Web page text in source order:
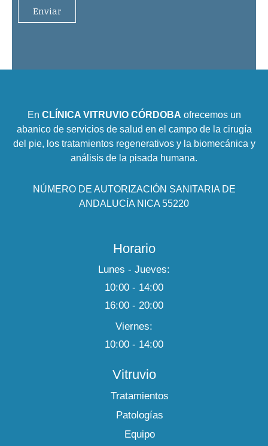
En CLÍNICA VITRUVIO CÓRDOBA ofrecemos un
abanico de servicios de salud en el campo de la cirugía
del pie, los tratamientos regenerativos y la biomecánica y
análisis de la pisada humana.
NÚMERO DE AUTORIZACIÓN SANITARIA DE
ANDALUCÍA NICA 55220
Horario
Lunes - Jueves:
10:00 - 14:00
16:00 - 20:00
Viernes:
10:00 - 14:00
Vitruvio
Tratamientos
Patologías
Equipo